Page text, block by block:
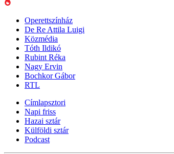
Operettszínház
De Re Attila Luigi
Közmédia
Tóth Ildikó
Rubint Réka
Nagy Ervin
Bochkor Gábor
RTL
Címlapsztori
Napi friss
Hazai sztár
Külföldi sztár
Podcast